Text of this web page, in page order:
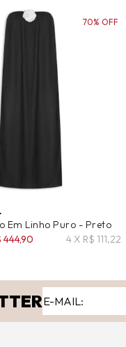
Em Linho Puro - Preto
444,90 4 X R$ 111,22
70% OFF